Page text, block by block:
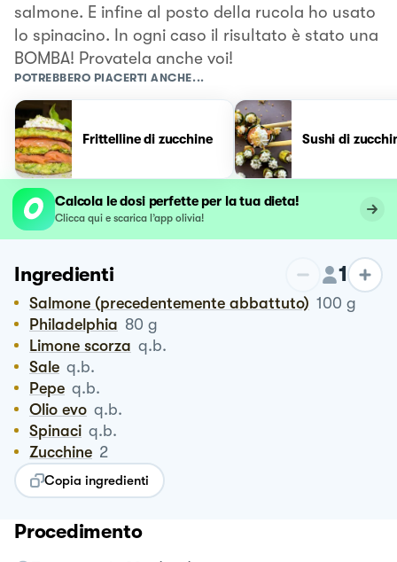
salmone. E infine al posto della rucola ho usato
lo spinacino. In ogni caso il risultato è stato una
BOMBA! Provatela anche voi!
POTREBBERO PIACERTI ANCHE...
Frittelline di zucchine Sushi di
Calcola le dosi perfette per la tua dieta!
Clicca qui e scarica l’app olivia!
Ingredienti 1
Salmone (precedentemente abbattuto) 100 g
Philadelphia 80 g
Limone scorza q.b.
Sale q.b.
Pepe q.b.
Olio evo q.b.
Spinaci q.b.
Zucchine 2
Copia ingredienti
Procedimento